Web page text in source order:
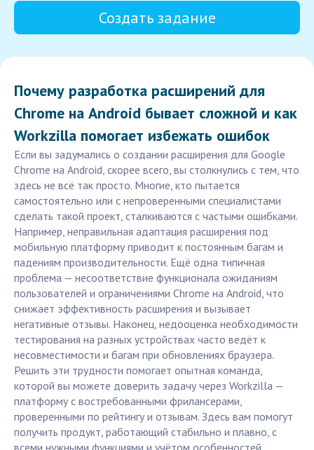
Создать задание
Почему разработка расширений для
Chrome на Android бывает сложной и как
Workzilla помогает избежать ошибок
Если вы задумались о создании расширения для Google
Chrome на Android, скорее всего, вы столкнулись с тем, что
здесь не всё так просто. Многие, кто пытается
самостоятельно или с непроверенными специалистами
сделать такой проект, сталкиваются с частыми ошибками.
Например, неправильная адаптация расширения под
мобильную платформу приводит к постоянным багам и
падениям производительности. Ещё одна типичная
проблема — несоответствие функционала ожиданиям
пользователей и ограничениями Chrome на Android, что
снижает эффективность расширения и вызывает
негативные отзывы. Наконец, недооценка необходимости
тестирования на разных устройствах часто ведёт к
несовместимости и багам при обновлениях браузера.
Решить эти трудности помогает опытная команда,
которой вы можете доверить задачу через Workzilla —
платформу с востребованными фрилансерами,
проверенными по рейтингу и отзывам. Здесь вам помогут
получить продукт, работающий стабильно и плавно, с